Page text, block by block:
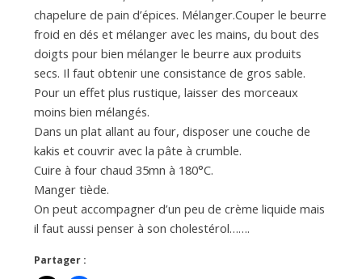
chapelure de pain d’épices. Mélanger.Couper le beurre
froid en dés et mélanger avec les mains, du bout des
doigts pour bien mélanger le beurre aux produits
secs. Il faut obtenir une consistance de gros sable.
Pour un effet plus rustique, laisser des morceaux
moins bien mélangés.
Dans un plat allant au four, disposer une couche de
kakis et couvrir avec la pâte à crumble.
Cuire à four chaud 35mn à 180°C.
Manger tiède.
On peut accompagner d’un peu de crème liquide mais
il faut aussi penser à son cholestérol…….
Partager :